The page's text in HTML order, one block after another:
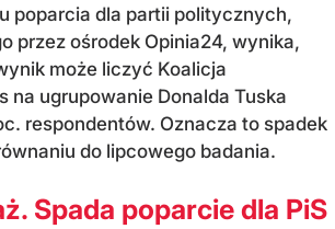
poparcia dla partii politycznych,
przez ośrodek Opinia24, wynika,
może liczyć Koalicja
na ugrupowanie Donalda Tuska
respondentów. Oznacza to spadek
do lipcowego badania.
Spada poparcie dla PiS